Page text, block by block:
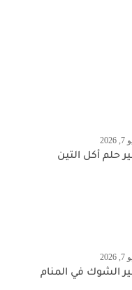
حلم أكل التين
الشوك في المنام